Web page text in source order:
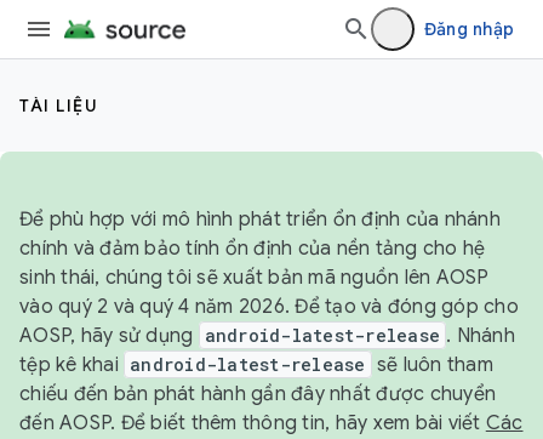
Đăng nhập
TÀI LIỆU
Để phù hợp với mô hình phát triển ổn định của nhánh
chính và đảm bảo tính ổn định của nền tảng cho hệ
sinh thái, chúng tôi sẽ xuất bản mã nguồn lên AOSP
vào quý 2 và quý 4 năm 2026. Để tạo và đóng góp cho
AOSP, hãy sử dụng
android-latest-release . Nhánh
tệp kê khai android-latest-release sẽ luôn tham
chiếu đến bản phát hành gần đây nhất được chuyển
đến AOSP. Để biết thêm thông tin, hãy xem bài viết Các